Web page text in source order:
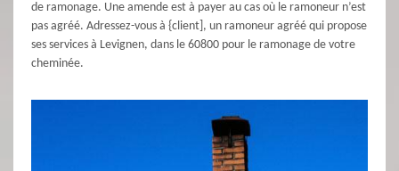
de ramonage. Une amende est à payer au cas où le ramoneur n’est
pas agréé. Adressez-vous à {client], un ramoneur agréé qui propose
ses services à Levignen, dans le 60800 pour le ramonage de votre
cheminée.